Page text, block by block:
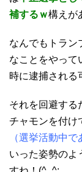
補するｗ構えが
なんでもトラン
なことをやって
時に逮捕される
それを回避する
チャモンを付け
（選挙活動中
いった姿勢のよ